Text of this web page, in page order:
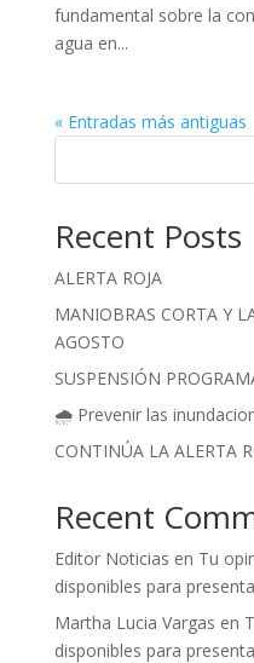
fundamental sobre la
agua en...
« Entradas más antiguas
Recent Posts
ALERTA ROJA
MANIOBRAS CORTA Y
AGOSTO
SUSPENSIÓN
🌧️ Prevenir las
CONTINÚA LA ALERTA
Recent
Editor Noticias en Tu
disponibles para
Martha Lucia Vargas en
disponibles para